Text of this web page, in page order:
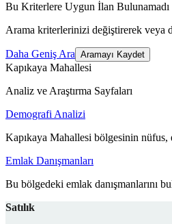
Bu Kriterlere Uygun İlan Bulunamadı
Arama kriterlerinizi değiştirerek veya
Daha Geniş Ara Aramayı Kaydet
Kapıkaya Mahallesi
Analiz ve Araştırma Sayfaları
Demografi Analizi
Kapıkaya Mahallesi bölgesinin nüfus,
Emlak Danışmanları
Bu bölgedeki emlak danışmanlarını
Satılık